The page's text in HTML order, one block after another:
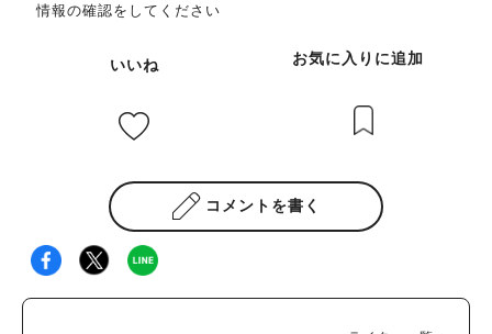
情報の確認をしてください
いいね お気に入りに追加
コメントを書く